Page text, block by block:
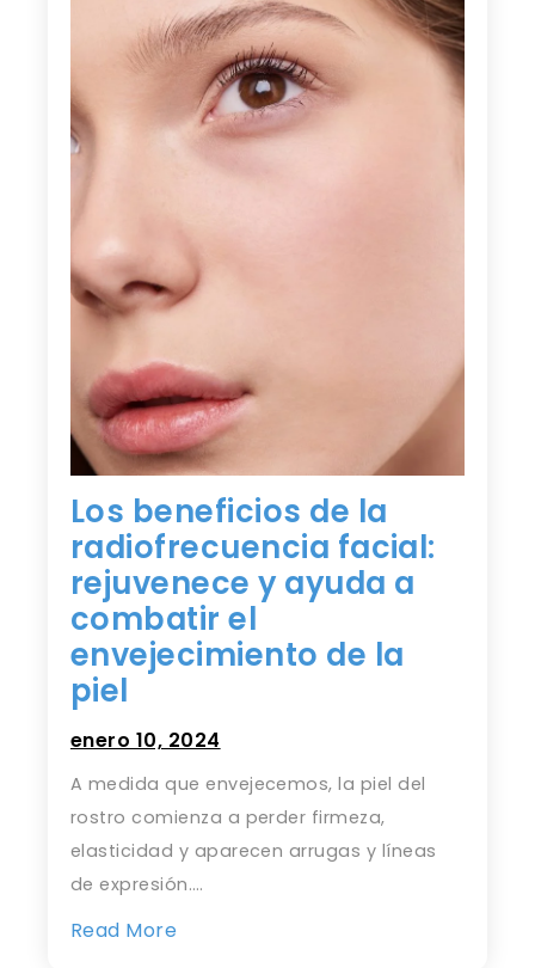
Los beneficios de la
radiofrecuencia facial:
rejuvenece y ayuda a
combatir el
envejecimiento de la
piel
enero 10, 2024
A medida que envejecemos, la piel del
rostro comienza a perder firmeza,
elasticidad y aparecen arrugas y líneas
de expresión.…
Read More